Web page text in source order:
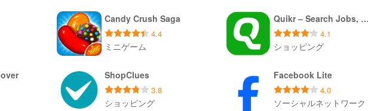
つ、バス＆amp;グルーミング、ベイビーヘルス＆amp;安全、おもちゃ＆amp;スクールギア、
プリメント、ビタミン＆AMP;サプリメント、体重管理、糖尿病ケア、ヘルスケアデバイス
、スーツケース＆amp;トロリーバッグ、トラベルアクセサリー
ズされた贈り物、花、柔らかいおもちゃ、装飾植物
楽器、ペット用品、旅行＆amp;荷物
Candy Crush Saga
4.4
ミニゲーム
ダウンロード APK
Quikr – Search
4.1
ショッピング
ダウンロード XAPK
ShopClues
3.8
ショッピング
Facebook Lite
4.0
ソーシャルネットワーク